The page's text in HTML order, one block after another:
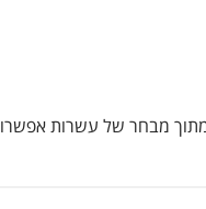
מבחר של עשרות